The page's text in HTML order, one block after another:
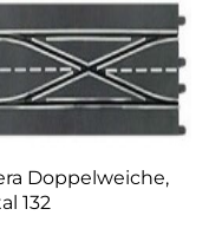
Doppelweiche,
132